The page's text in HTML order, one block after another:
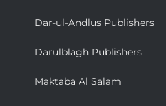
Dar-ul-Andlus Publishers
Darulblagh Publishers
Maktaba Al Salam